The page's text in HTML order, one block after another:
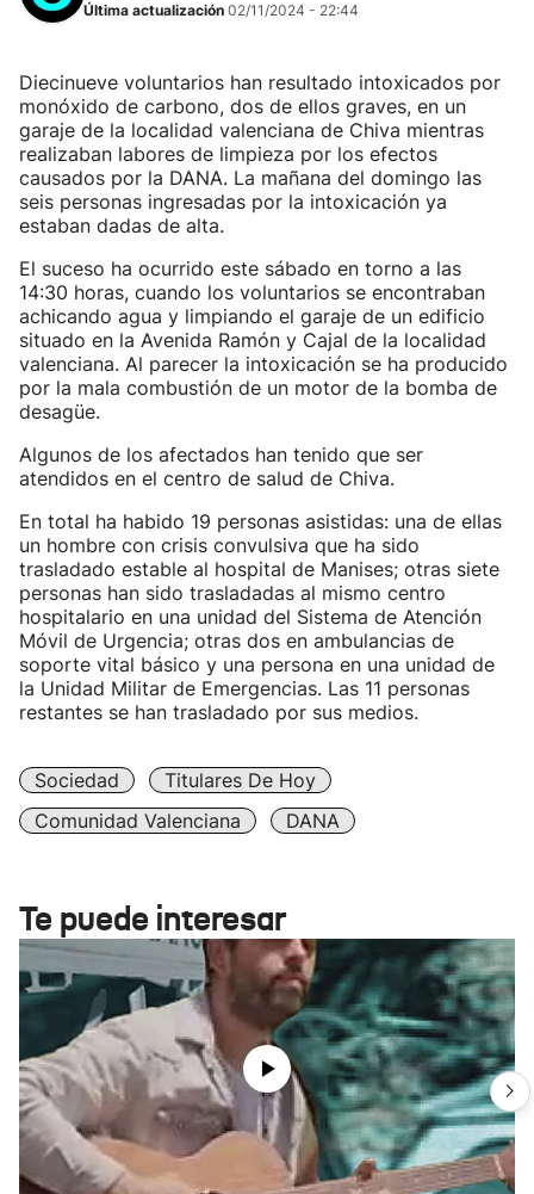
Última actualización 02/11/2024 - 22:44
Diecinueve voluntarios han resultado intoxicados por
monóxido de carbono, dos de ellos graves, en un
garaje de la localidad valenciana de Chiva mientras
realizaban labores de limpieza por los efectos
causados por la DANA. La mañana del domingo las
seis personas ingresadas por la intoxicación ya
estaban dadas de alta.
El suceso ha ocurrido este sábado en torno a las
14:30 horas, cuando los voluntarios se encontraban
achicando agua y limpiando el garaje de un edificio
situado en la Avenida Ramón y Cajal de la localidad
valenciana. Al parecer la intoxicación se ha producido
por la mala combustión de un motor de la bomba de
desagüe.
Algunos de los afectados han tenido que ser
atendidos en el centro de salud de Chiva.
En total ha habido 19 personas asistidas: una de ellas
un hombre con crisis convulsiva que ha sido
trasladado estable al hospital de Manises; otras siete
personas han sido trasladadas al mismo centro
hospitalario en una unidad del Sistema de Atención
Móvil de Urgencia; otras dos en ambulancias de
soporte vital básico y una persona en una unidad de
la Unidad Militar de Emergencias. Las 11 personas
restantes se han trasladado por sus medios.
Sociedad
Titulares De Hoy
Comunidad Valenciana
DANA
Te puede interesar